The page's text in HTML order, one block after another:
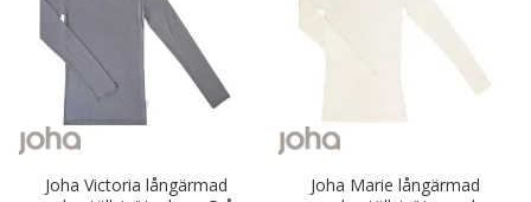
Joha Victoria långärmad
Joha Marie långärmad